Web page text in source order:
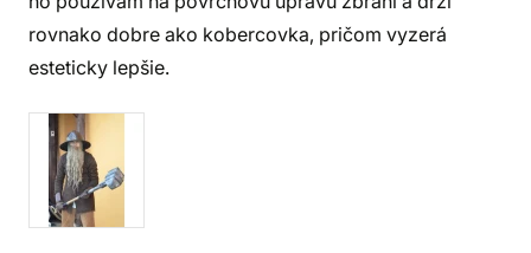
rovnako dobre ako kobercovka, pričom vyzerá
esteticky lepšie.